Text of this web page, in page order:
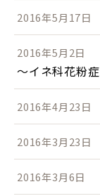
2016年5月17日
2016年5月2日
～イネ科花粉
2016年4月23日
2016年3月23日
2016年3月6日